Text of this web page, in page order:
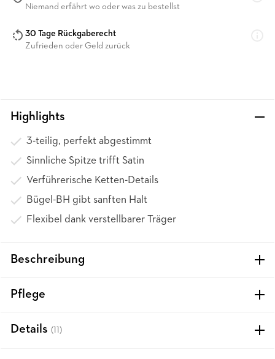
Niemand erfährt wo oder was zu bestellst
30 Tage Rückgaberecht
Zufrieden oder Geld zurück
Highlights
3-teilig, perfekt abgestimmt
Sinnliche Spitze trifft Satin
Verführerische Ketten-Details
Bügel-BH gibt sanften Halt
Flexibel dank verstellbarer Träger
Beschreibung
Pflege
Details (11)